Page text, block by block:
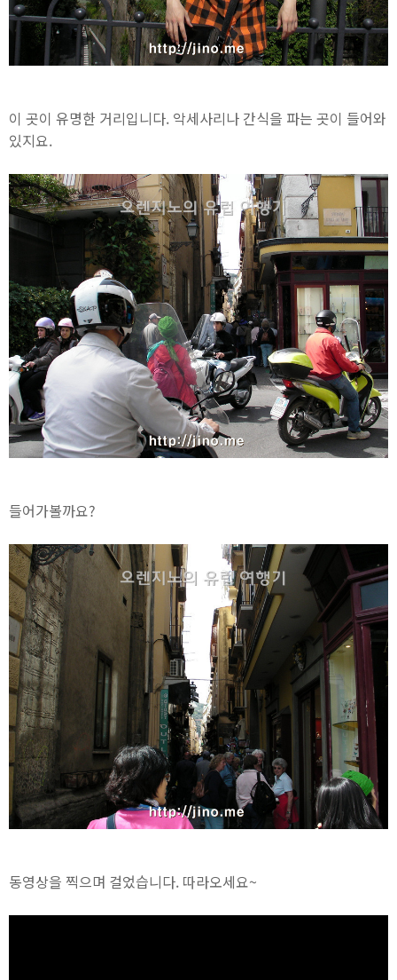
이 곳이 유명한 거리입니다. 악세사리나 간식을 파는 곳이 들어와
있지요.
들어가볼까요?
동영상을 찍으며 걸었습니다. 따라오세요~